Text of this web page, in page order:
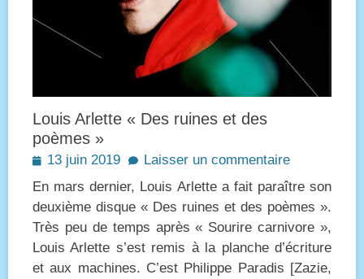
Louis Arlette « Des ruines et des
poèmes »
Posted
13 juin 2019
Laisser un commentaire
En mars dernier, Louis Arlette a fait paraître son
deuxième disque « Des ruines et des poèmes ».
Très peu de temps après « Sourire carnivore »,
Louis Arlette s’est remis à la planche d’écriture
et aux machines. C’est Philippe Paradis [Zazie,